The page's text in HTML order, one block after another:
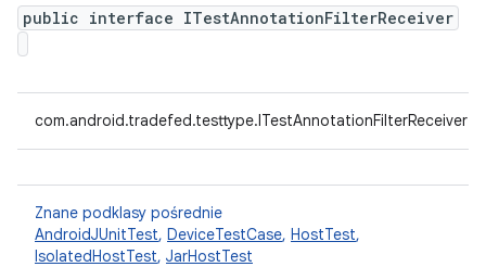
public interface ITestAnnotationFilterReceiver
com.android.tradefed.testtype.ITestAnnotationFilterReceiver
Znane podklasy pośrednie
AndroidJUnitTest, DeviceTestCase, HostTest,
IsolatedHostTest, JarHostTest